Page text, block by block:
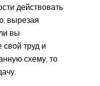
действовать
вырезая
вы
свой труд и
схему, то